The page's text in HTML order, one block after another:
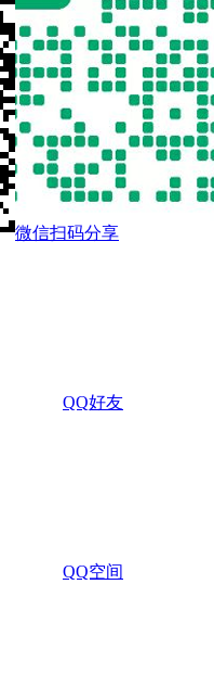
微信扫码分享
QQ好友
QQ空间